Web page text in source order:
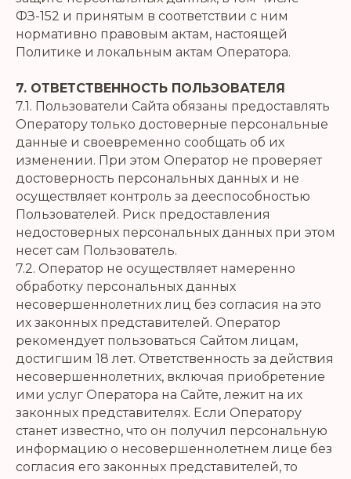
ФЗ-152 и принятым в соответствии с ним
нормативно правовым актам, настоящей
Политике и локальным актам Оператора.
7. ОТВЕТСТВЕННОСТЬ ПОЛЬЗОВАТЕЛЯ
7.1. Пользователи Сайта обязаны предоставлять
Оператору только достоверные персональные
данные и своевременно сообщать об их
изменении. При этом Оператор не проверяет
достоверность персональных данных и не
осуществляет контроль за дееспособностью
Пользователей. Риск предоставления
недостоверных персональных данных при этом
несет сам Пользователь.
7.2. Оператор не осуществляет намеренно
обработку персональных данных
несовершеннолетних лиц без согласия на это
их законных представителей. Оператор
рекомендует пользоваться Сайтом лицам,
достигшим 18 лет. Ответственность за действия
несовершеннолетних, включая приобретение
ими услуг Оператора на Сайте, лежит на их
законных представителях. Если Оператору
станет известно, что он получил персональную
информацию о несовершеннолетнем лице без
согласия его законных представителей, то